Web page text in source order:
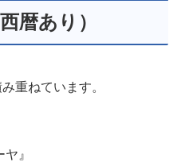
暦あり）
重ねています。
』